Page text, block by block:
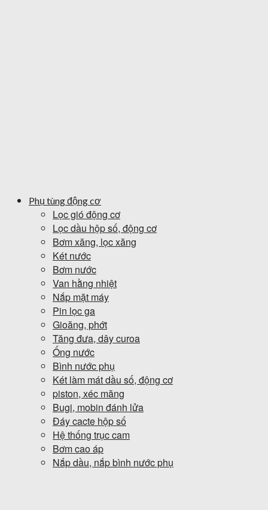
Phụ tùng động cơ
Lọc gió động cơ
Lọc dầu hộp số, động cơ
Bơm xăng, lọc xăng
Két nước
Bơm nước
Van hằng nhiệt
Nắp mặt máy
Pin lọc ga
Gioăng, phớt
Tăng đưa, dây curoa
Ống nước
Bình nước phụ
Két làm mát dầu số, động cơ
piston, xéc măng
Bugi, mobin đánh lửa
Đáy cacte hộp số
Hệ thống trục cam
Bơm cao áp
Nắp dầu, nắp bình nước phụ